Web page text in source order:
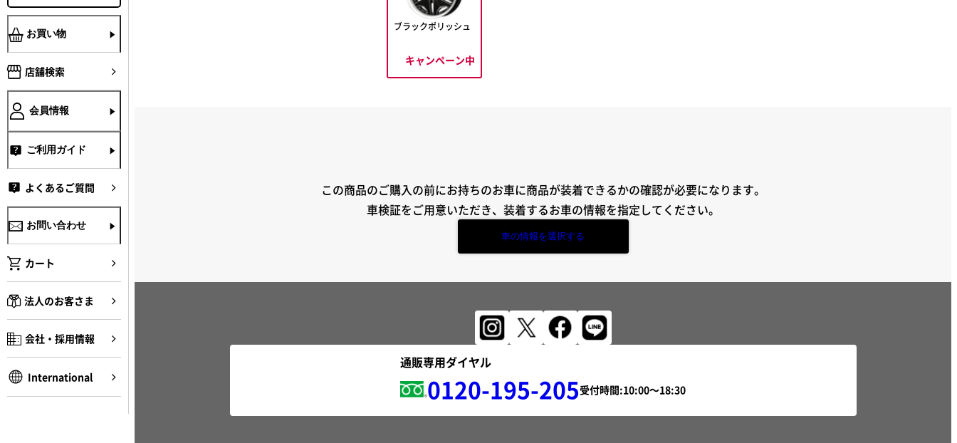
お買い物
店舗検索
会員情報
ご利用ガイド
よくあるご質問
お問い合わせ
カート
法人のお客さま
会社・採用情報
International
ブラックポリッシュ
キャンペーン中
この商品のご購入の前にお持ちのお車に商品が装着できるかの確認が必要になります。
車検証をご用意いただき、装着するお車の情報を指定してください。
車の情報を選択する
通販専用ダイヤル
0120-195-205受付時間: